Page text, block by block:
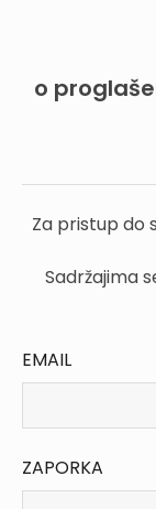
o
Za pristup do
Sadržajima
EMAIL
ZAPORKA